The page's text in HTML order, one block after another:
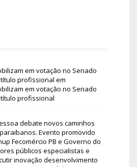
em votação no Senado
profissional em
em votação no Senado
profissional
debate novos caminhos
Evento promovido
Fecomércio PB e Governo do
públicos especialistas e
inovação desenvolvimento